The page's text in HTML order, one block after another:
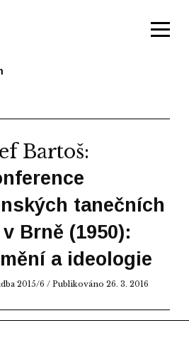
Bartoš:
tanečních
Brně (1950):
a ideologie
2015/6 / Publikováno 26. 3. 2016